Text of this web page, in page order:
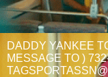
DADDY YANKEE
MESSAGE TO )